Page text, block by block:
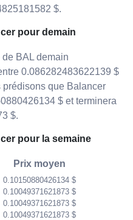
$.
pour demain
de BAL demain
0.086282483622139 $
que Balancer
$ et terminera
$.
pour la semaine
Prix moyen
0.10150880426134 $
0.10049371621873 $
0.10049371621873 $
0.10049371621873 $